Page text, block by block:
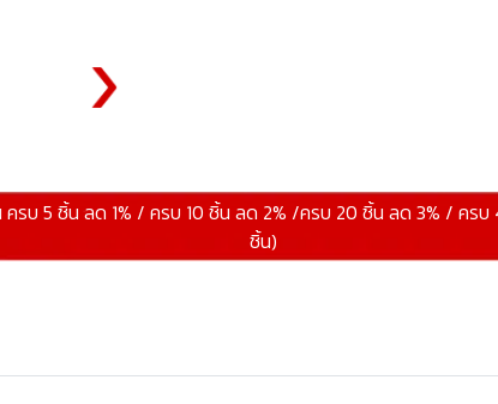
รบ 5 ชิ้น ลด 1% / ครบ 10 ชิ้น ลด 2% /ครบ 20 ชิ้น ลด 3% / ครบ
ชิ้น)